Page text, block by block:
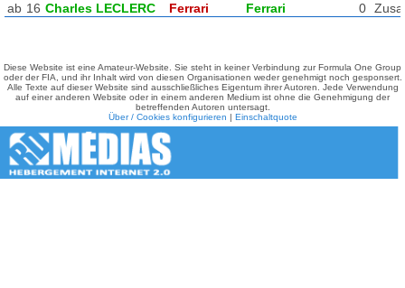
ab 16 Charles LECLERC Ferrari Ferrari 0
Diese Website ist eine Amateur-Website. Sie steht in keiner Verbindung zur Formula One Group
oder der FIA, und ihr Inhalt wird von diesen Organisationen weder genehmigt noch gesponsert.
Alle Texte auf dieser Website sind ausschließliches Eigentum ihrer Autoren. Jede Verwendung
auf einer anderen Website oder in einem anderen Medium ist ohne die Genehmigung der
betreffenden Autoren untersagt.
Über / Cookies konfigurieren | Einschaltquote